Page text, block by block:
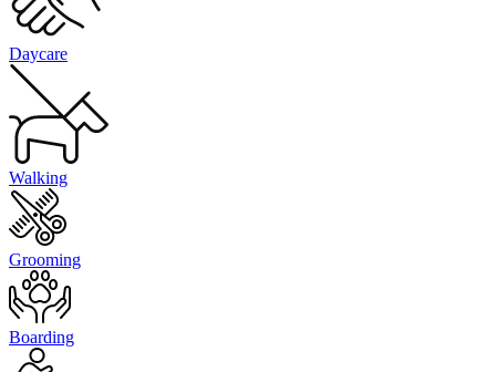
Daycare
Walking
Grooming
Boarding